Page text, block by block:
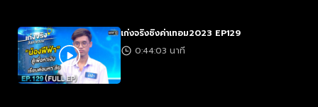
เก่งจริงชิงค่าเทอม2023 EP129
0:44:03 นาที